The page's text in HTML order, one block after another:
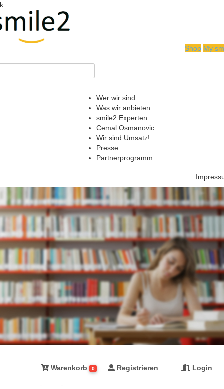
k
Shop My
Wer wir sind
Was wir anbieten
smile2 Experten
Cemal Osmanovic
Wir sind Umsatz!
Presse
Partnerprogramm
Warenkorb 0 Registrieren Login